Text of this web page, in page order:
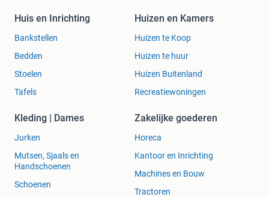
Huis en Inrichting
Bankstellen
Bedden
Stoelen
Tafels
Huizen en Kamers
Huizen te Koop
Huizen te huur
Huizen Buitenland
Recreatiewoningen
Kleding | Dames
Jurken
Mutsen, Sjaals en
Handschoenen
Schoenen
Zakelijke goederen
Horeca
Kantoor en Inrichting
Machines en Bouw
Tractoren